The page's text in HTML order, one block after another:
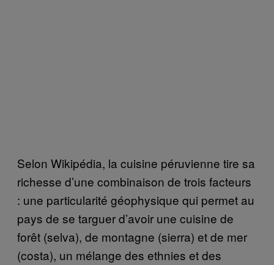
Selon Wikipédia, la cuisine péruvienne tire sa
richesse d’une combinaison de trois facteurs
: une particularité géophysique qui permet au
pays de se targuer d’avoir une cuisine de
forêt (selva), de montagne (sierra) et de mer
(costa), un mélange des ethnies et des